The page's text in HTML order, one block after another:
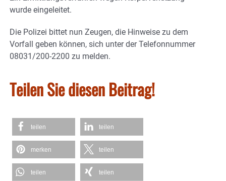
wurde eingeleitet.
Die Polizei bittet nun Zeugen, die Hinweise zu dem
Vorfall geben können, sich unter der Telefonnummer
08031/200-2200 zu melden.
Teilen Sie diesen Beitrag!
teilen teilen
merken teilen
teilen teilen